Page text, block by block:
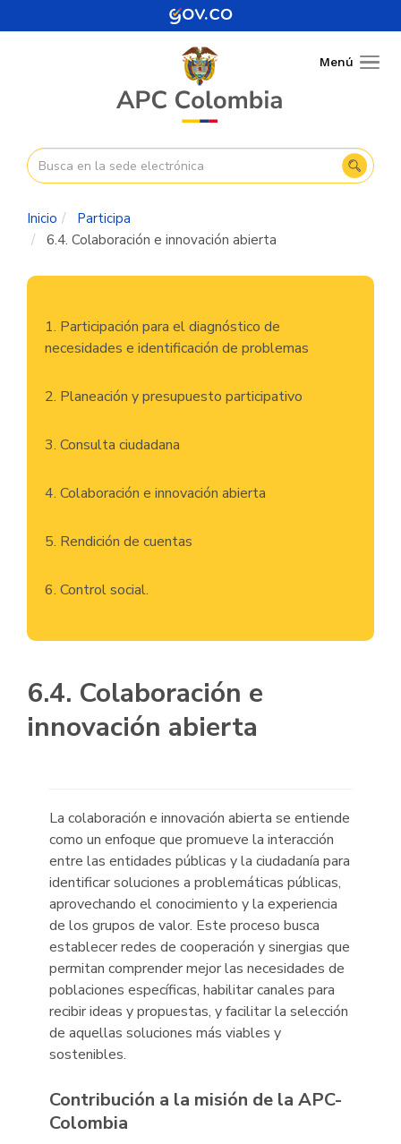
al
Menú
Inicio
Participa
6.4. Colaboración e innovación abierta
principal
1. Participación para el diagnóstico de
necesidades e identificación de problemas
2. Planeación y presupuesto participativo
3. Consulta ciudadana
4. Colaboración e innovación abierta
5. Rendición de cuentas
6. Control social.
6.4. Colaboración e
innovación abierta
La colaboración e innovación abierta se entiende
como un enfoque que promueve la interacción
entre las entidades públicas y la ciudadanía para
identificar soluciones a problemáticas públicas,
aprovechando el conocimiento y la experiencia
de los grupos de valor. Este proceso busca
establecer redes de cooperación y sinergias que
permitan comprender mejor las necesidades de
poblaciones específicas, habilitar canales para
recibir ideas y propuestas, y facilitar la selección
de aquellas soluciones más viables y
sostenibles.
Contribución a la misión de la APC-
Colombia